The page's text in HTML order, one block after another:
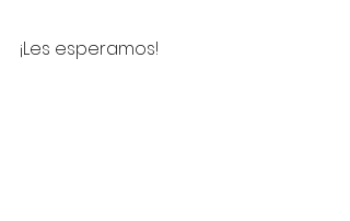
¡Les esperamos!